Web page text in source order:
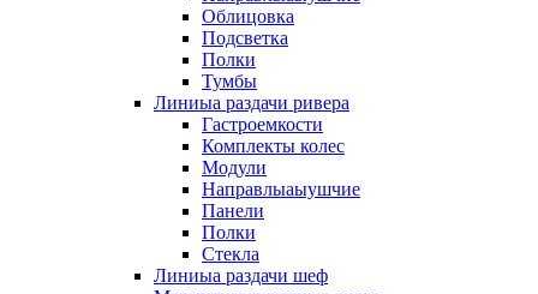
Облицовка
Подсветка
Полки
Тумбы
Линиыа раздачи ривера
Гастроемкости
Комплекты колес
Модули
Направлыаыушчие
Панели
Полки
Стекла
Линиыа раздачи шеф